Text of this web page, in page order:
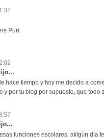
Puri.
hace tiempo y hoy me decido a
y por tu blog por supuesto, que todo
funciones escolares, aklgún día